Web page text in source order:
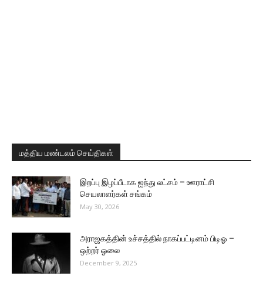
மத்திய மண்டலம் செய்திகள்
இறப்பு இழப்பீடாக ஐந்து லட்சம் – ஊராட்சி
செயலாளர்கள் சங்கம்
May 30, 2026
அராஜகத்தின் உச்சத்தில் நாகப்பட்டினம் பிடிஓ –
ஒற்றர் ஓலை
December 9, 2025